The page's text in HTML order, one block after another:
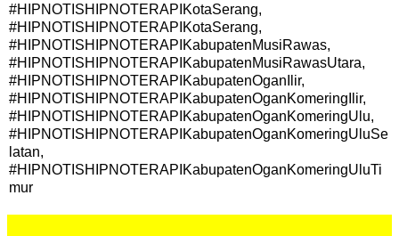
#HIPNOTISHIPNOTERAPIKotaSerang,
#HIPNOTISHIPNOTERAPIKotaSerang,
#HIPNOTISHIPNOTERAPIKabupatenMusiRawas,
#HIPNOTISHIPNOTERAPIKabupatenMusiRawasUtara,
#HIPNOTISHIPNOTERAPIKabupatenOganIlir,
#HIPNOTISHIPNOTERAPIKabupatenOganKomeringIlir,
#HIPNOTISHIPNOTERAPIKabupatenOganKomeringUlu,
#HIPNOTISHIPNOTERAPIKabupatenOganKomeringUluSe
latan,
#HIPNOTISHIPNOTERAPIKabupatenOganKomeringUluTi
mur